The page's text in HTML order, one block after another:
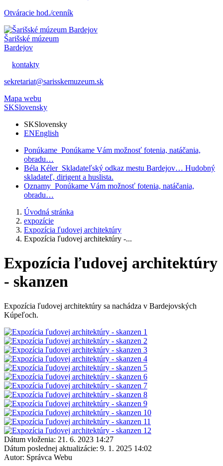
Otváracie hod./cenník
Šarišské múzeum
Bardejov
kontakty
sekretariat@sarisskemuzeum.sk
Mapa webu
SKSlovensky
SKSlovensky
ENEnglish
Ponúkame Ponúkame Vám možnosť fotenia, natáčania,
obradu…
Béla Kéler Skladateľský odkaz mestu Bardejov… Hudobný
skladateľ, dirigent a huslista.
Oznamy Ponúkame Vám možnosť fotenia, natáčania,
obradu…
Úvodná stránka
expozície
Expozícia ľudovej architektúry
Expozícia ľudovej architektúry -...
Expozícia ľudovej architektúry
- skanzen
Expozícia ľudovej architektúry sa nachádza v Bardejovských
Kúpeľoch.
Dátum vloženia: 21. 6. 2023 14:27
Dátum poslednej aktualizácie: 9. 1. 2025 14:02
Autor: Správca Webu